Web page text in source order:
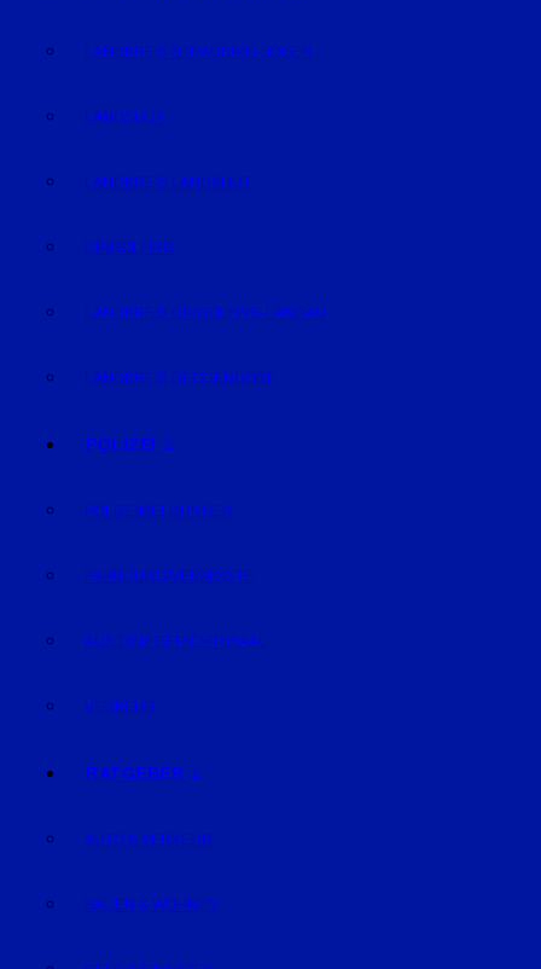
LANDKREIS STRAUBING-BOGEN
LANDSHUT
LANDKREIS LANDSHUT
DINGOLFING
LANDKREIS DINGOLFING-LANDAU
LANDKREIS DEGGENDORF
POLIZEI
POLIZEIMELDUNGEN
FAHNDUNG/VERMISSTE
AUS DEM GERICHTSSAAL
VERKEHR
RATGEBER
AUTO & VERKEHR
BAUEN & WOHNEN